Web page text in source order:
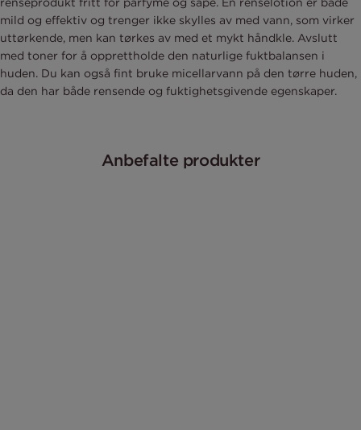
mild og effektiv og trenger ikke skylles av med vann, som virker
uttørkende, men kan tørkes av med et mykt håndkle. Avslutt
med toner for å opprettholde den naturlige fuktbalansen i
huden. Du kan også fint bruke micellarvann på den tørre huden,
da den har både rensende og fuktighetsgivende egenskaper.
Anbefalte produkter